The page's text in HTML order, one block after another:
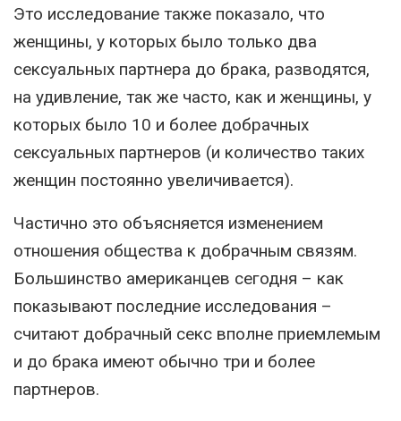
Это исследование также показало, что
женщины, у которых было только два
сексуальных партнера до брака, разводятся,
на удивление, так же часто, как и женщины, у
которых было 10 и более добрачных
сексуальных партнеров (и количество таких
женщин постоянно увеличивается).
Частично это объясняется изменением
отношения общества к добрачным связям.
Большинство американцев сегодня – как
показывают последние исследования –
считают добрачный секс вполне приемлемым
и до брака имеют обычно три и более
партнеров.